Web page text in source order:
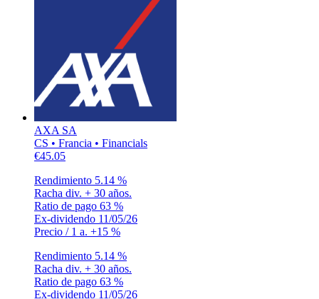
AXA SA
CS • Francia • Financials
€45.05
Rendimiento 5.14 %
Racha div. + 30 años.
Ratio de pago 63 %
Ex-dividendo 11/05/26
Precio / 1 a. +15 %
Rendimiento 5.14 %
Racha div. + 30 años.
Ratio de pago 63 %
Ex-dividendo 11/05/26